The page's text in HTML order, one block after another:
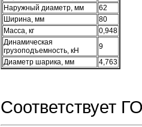
Наружный диаметр, мм
62
Ширина, мм
80
Масса, кг
0,948
Динамическая
грузоподъемность, кН
9
Диаметр шарика, мм
4,763
Соответствует